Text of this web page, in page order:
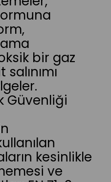
bir gaz
Güvenliği
kesinlikle
ve